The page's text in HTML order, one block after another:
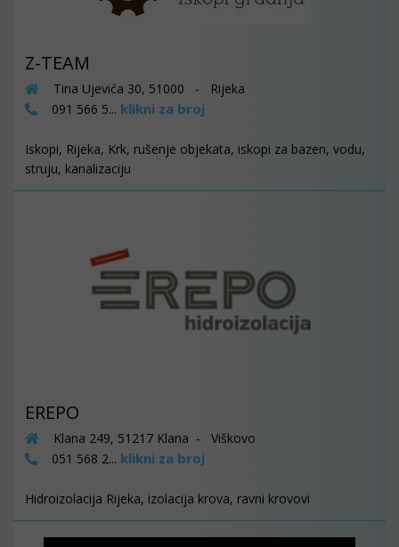
Z-TEAM
Tina Ujevića 30, 51000 - Rijeka
091 566 5... klikni za broj
Iskopi, Rijeka, Krk, rušenje objekata, iskopi za bazen, vodu,
struju, kanalizaciju
EREPO
Klana 249, 51217 Klana - Viškovo
051 568 2... klikni za broj
Hidroizolacija Rijeka, izolacija krova, ravni krovovi